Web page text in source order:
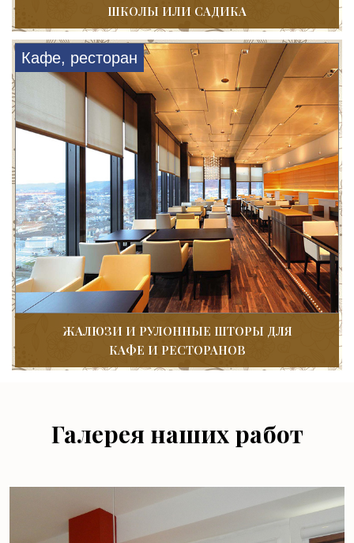
ШКОЛЫ ИЛИ САДИКА
Кафе, ресторан
ЖАЛЮЗИ И РУЛОННЫЕ ШТОРЫ ДЛЯ
КАФЕ И РЕСТОРАНОВ
Галерея наших работ